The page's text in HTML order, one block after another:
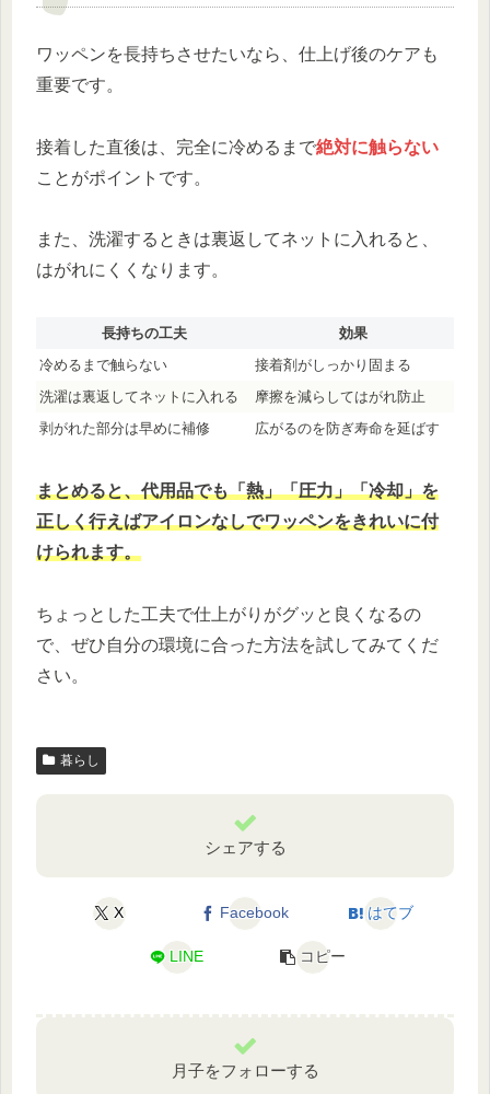
ワッペンを長持ちさせたいなら、仕上げ後のケアも
重要です。
接着した直後は、完全に冷めるまで絶対に触らない
ことがポイントです。
また、洗濯するときは裏返してネットに入れると、
はがれにくくなります。
長持ちの工夫
効果
冷めるまで触らない
接着剤がしっかり固まる
洗濯は裏返してネットに入れる
摩擦を減らしてはがれ防止
剥がれた部分は早めに補修
広がるのを防ぎ寿命を延ばす
まとめると、代用品でも「熱」「圧力」「冷却」を
正しく行えばアイロンなしでワッペンをきれいに付
けられます。
ちょっとした工夫で仕上がりがグッと良くなるの
で、ぜひ自分の環境に合った方法を試してみてくだ
さい。
暮らし
シェアする
X Facebook はてブ
LINE コピー
月子をフォローする